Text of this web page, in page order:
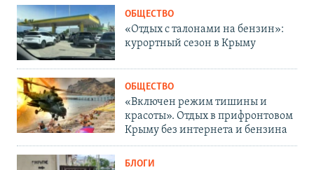
ОБЩЕСТВО
«Отдых с талонами на бензин»:
курортный сезон в Крыму
ОБЩЕСТВО
«Включен режим тишины и
красоты». Отдых в прифронтовом
Крыму без интернета и бензина
БЛОГИ